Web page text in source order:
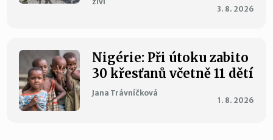
3. 8. 2026
Nigérie: Při útoku zabito
30 křesťanů včetně 11 dětí
Jana Trávníčková
1. 8. 2026